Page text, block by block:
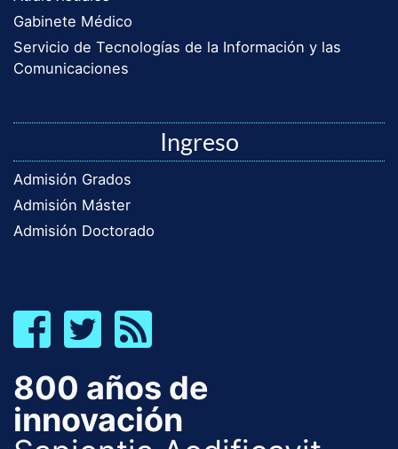
Gabinete Médico
Servicio de Tecnologías de la Información y las
Comunicaciones
Ingreso
Admisión Grados
Admisión Máster
Admisión Doctorado
800 años de
innovación